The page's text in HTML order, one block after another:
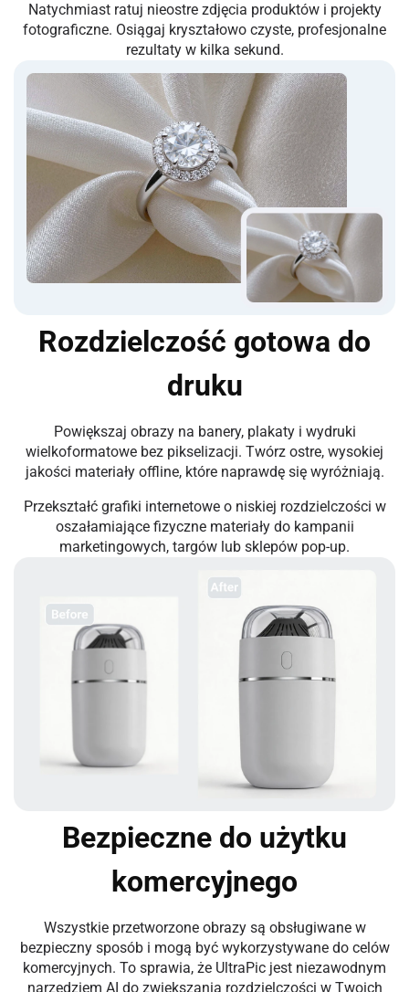
Natychmiast ratuj nieostre zdjęcia produktów i projekty
fotograficzne. Osiągaj kryształowo czyste, profesjonalne
rezultaty w kilka sekund.
Rozdzielczość gotowa do
druku
Powiększaj obrazy na banery, plakaty i wydruki
wielkoformatowe bez pikselizacji. Twórz ostre, wysokiej
jakości materiały offline, które naprawdę się wyróżniają.
Przekształć grafiki internetowe o niskiej rozdzielczości w
oszałamiające fizyczne materiały do kampanii
marketingowych, targów lub sklepów pop-up.
Bezpieczne do użytku
komercyjnego
Wszystkie przetworzone obrazy są obsługiwane w
bezpieczny sposób i mogą być wykorzystywane do celów
komercyjnych. To sprawia, że UltraPic jest niezawodnym
narzędziem AI do zwiększania rozdzielczości w Twoich